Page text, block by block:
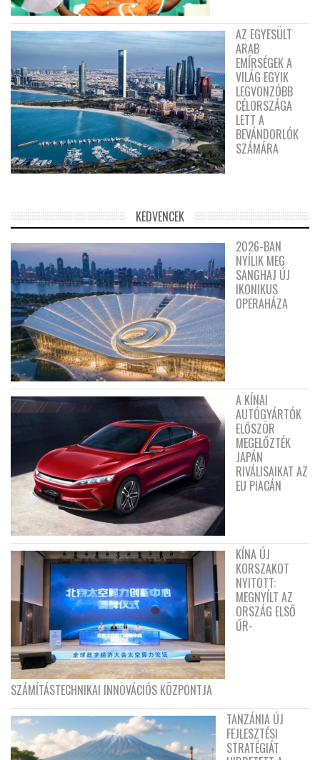
AZ EGYESÜLT
ARAB
EMÍRSÉGEK A
VILÁG EGYIK
LEGVONZÓBB
CÉLORSZÁGA
LETT A
BEVÁNDORLÓK
SZÁMÁRA
KEDVENCEK
2026-BAN
NYÍLIK MEG
SANGHAJ ÚJ
IKONIKUS
OPERAHÁZA
A KÍNAI
AUTÓGYÁRTÓK
ELŐSZÖR
MEGELŐZTÉK
JAPÁN
RIVÁLISAIKAT AZ
EU PIACÁN
KÍNA ÚJ
KORSZAKOT
NYITOTT:
MEGNYÍLT AZ
ORSZÁG ELSŐ
ŰR-
SZÁMÍTÁSTECHNIKAI INNOVÁCIÓS KÖZPONTJA
TANZÁNIA ÚJ
FEJLESZTÉSI
STRATÉGIÁT